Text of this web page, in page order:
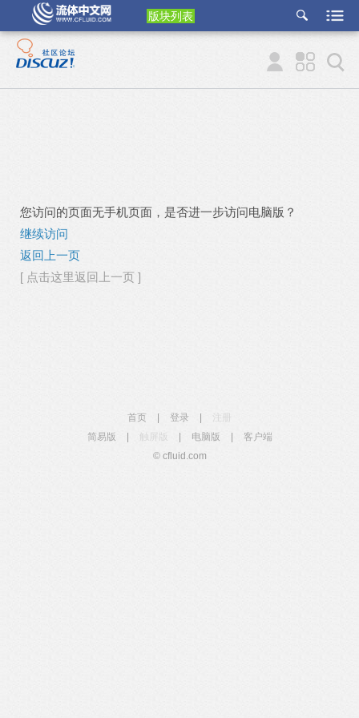
版块列表
etu
p
您访问的页面无手机页面，是否进一步访问电脑版？
继续访问
返回上一页
[ 点击这里返回上一页 ]
首页 登录
简易版
触屏版 电脑版
客户端
© cfluid.com